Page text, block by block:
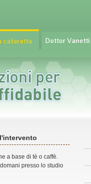
a base di tè o caffè.
presso lo studio